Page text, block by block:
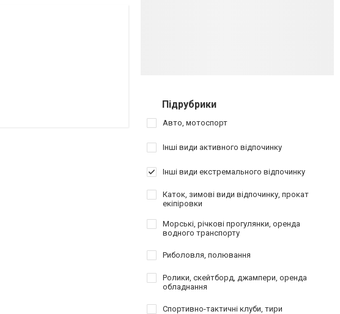
Підрубрики
Авто, мотоспорт
Інші види активного відпочинку
Інші види екстремального відпочинку
Каток, зимові види відпочинку, прокат
екіпіровки
Морські, річкові прогулянки, оренда
водного транспорту
Риболовля, полювання
Ролики, скейтборд, джампери, оренда
обладнання
Спортивно-тактичні клуби, тири